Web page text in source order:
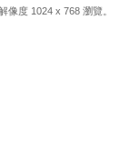
像度 1024 x 768 瀏覽。